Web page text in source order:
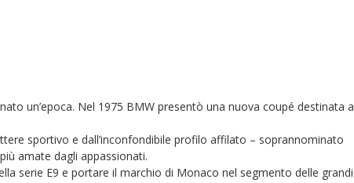
un’epoca. Nel 1975 BMW presentò una nuova coupé destinata a
sportivo e dall’inconfondibile profilo affilato – soprannominato
amate dagli appassionati.
serie E9 e portare il marchio di Monaco nel segmento delle grandi